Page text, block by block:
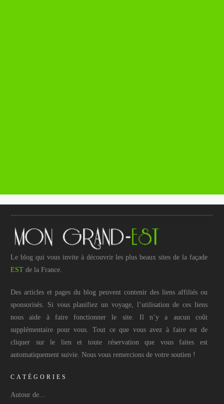
Le blog qui vous invite à découvrir les plus beaux sites de la façade
EST de la France.
Des articles et pages du blog peuvent contenir des liens affiliés ou
sponsorisés. Si vous planifiez un voyage, l’utilisation de ces liens
nous aide à faire fonctionner le site. Il n’y a aucun coût
supplémentaire pour vous. Tout ce que vous avez à faire est de
cliquer sur le lien et toute réservation que vous faites est
automatiquement suivie. Nous vous remercions de votre soutien !
CATÉGORIES
Autour de...